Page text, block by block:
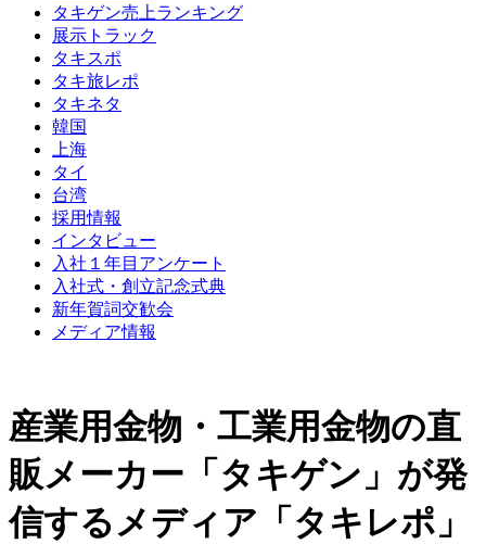
タキゲン売上ランキング
展示トラック
タキスポ
タキ旅レポ
タキネタ
韓国
上海
タイ
台湾
採用情報
インタビュー
入社１年目アンケート
入社式・創立記念式典
新年賀詞交歓会
メディア情報
産業用金物・工業用金物の直
販メーカー「タキゲン」が発
信するメディア「タキレポ」